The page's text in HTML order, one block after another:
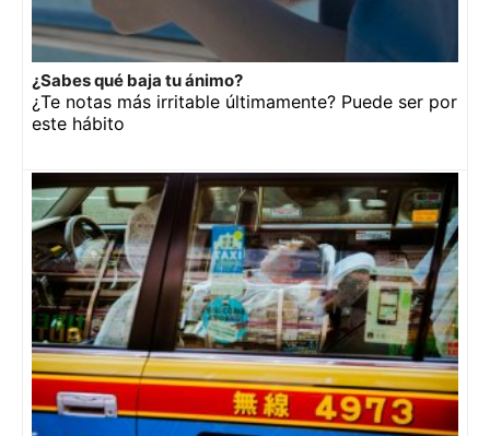
¿Sabes qué baja tu ánimo?
¿Te notas más irritable últimamente? Puede ser por
este hábito